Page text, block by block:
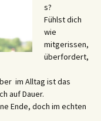
s?
Fühlst dich
wie
mitgerissen,
überfordert,
im Alltag ist das
auf Dauer.
Ende, doch im echten